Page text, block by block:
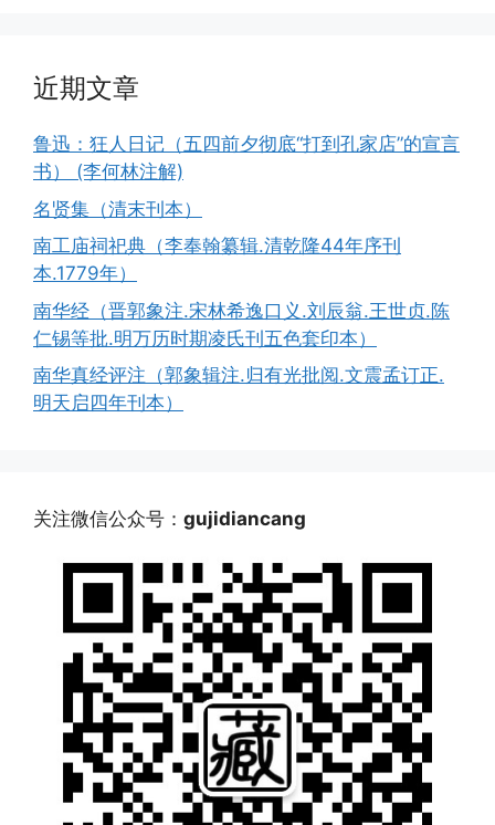
近期文章
鲁迅：狂人日记（五四前夕彻底“打到孔家店”的宣言
书） (李何林注解)
名贤集（清末刊本）
南工庙祠祀典（李奉翰纂辑.清乾隆44年序刊
本.1779年）
南华经（晋郭象注.宋林希逸口义.刘辰翁.王世贞.陈
仁锡等批.明万历时期凌氏刊五色套印本）
南华真经评注（郭象辑注.归有光批阅.文震孟订正.
明天启四年刊本）
关注微信公众号： gujidiancang